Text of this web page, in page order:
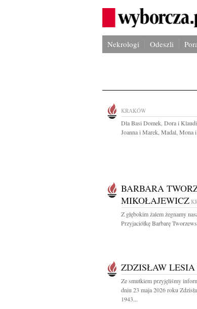
Nekrologi Odeszli
KRAKÓW
Dla Basi Domek, Dora i
Joanna i Marek, Madal, Mona
BARBARA
MIKOŁAJEWICZ
Z głębokim żalem żegnamy
Przyjaciółkę Barbarę
ZDZISŁAW LESIA
Ze smutkiem przyjęliśmy
dniu 23 maja 2026 roku
1943...